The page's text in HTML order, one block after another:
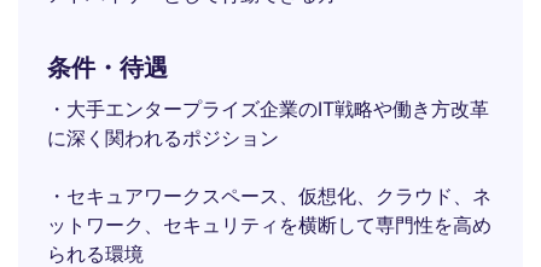
条件・待遇
・大手エンタープライズ企業のIT戦略や働き方改革
に深く関われるポジション
・セキュアワークスペース、仮想化、クラウド、ネ
ットワーク、セキュリティを横断して専門性を高め
られる環境